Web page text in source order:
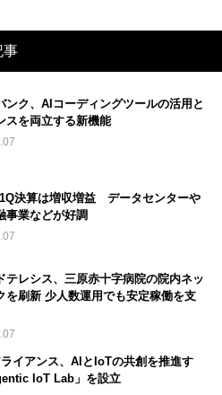
事
ンク、AIコーディングツールの活用と
スを両立する新機能
決算は増収増益 データセンターや
事業などが好調
テレシス、三原赤十字病院の院内ネッ
を刷新 少人数運用でも安定稼働を支
イアンス、AIとIoTの共創を推進す
IoT Lab」を設立